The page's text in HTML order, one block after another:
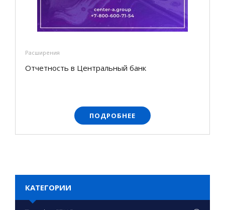
Расширения
Отчетность в Центральный банк
ПОДРОБНЕЕ
КАТЕГОРИИ